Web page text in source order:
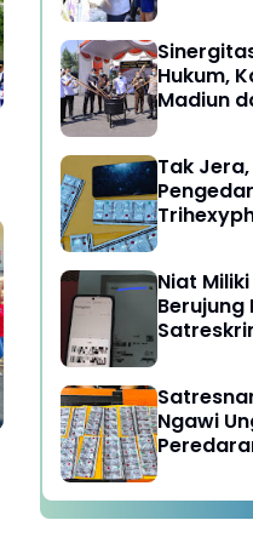
Ngawi
Hukum,
Madiun
Umum
Tak
Pengedar
Ngawi
Niat
Berujung
Ngawi